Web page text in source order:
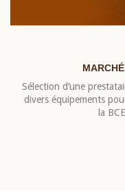
Sélection d’une
divers équipements
la